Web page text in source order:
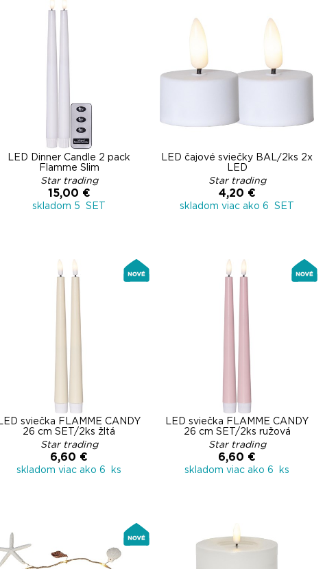
LED Dinner Candle 2 pack
Flamme Slim
Star trading
15,00 €
skladom 5 SET
LED čajové sviečky BAL/2ks 2x
LED
Star trading
4,20 €
skladom viac ako 6 SET
LED sviečka FLAMME CANDY
26 cm SET/2ks žltá
Star trading
6,60 €
skladom viac ako 6 ks
LED sviečka FLAMME CANDY
26 cm SET/2ks ružová
Star trading
6,60 €
skladom viac ako 6 ks